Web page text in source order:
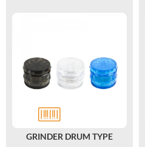
GRINDER DRUM TYPE